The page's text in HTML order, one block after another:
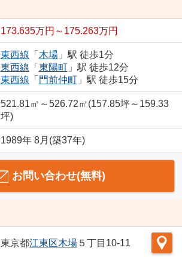
173.635万円～175.263万円
東西線 「 木場」駅 徒歩1分
東西線 「 東陽町」駅 徒歩12分
東西線 「 門前仲町」駅 徒歩15分
521.81㎡～526.72㎡(157.85坪～159.33
坪)
1989年 8月(築37年)
お問い合わせ(無料)
東京都江東区木場５丁目10-11